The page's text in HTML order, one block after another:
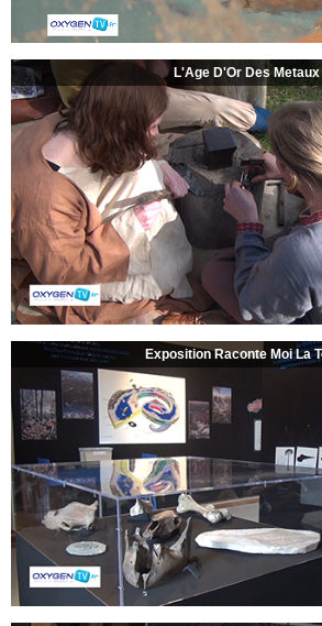
L'Age D'Or Des Metaux
Exposition Raconte Moi La